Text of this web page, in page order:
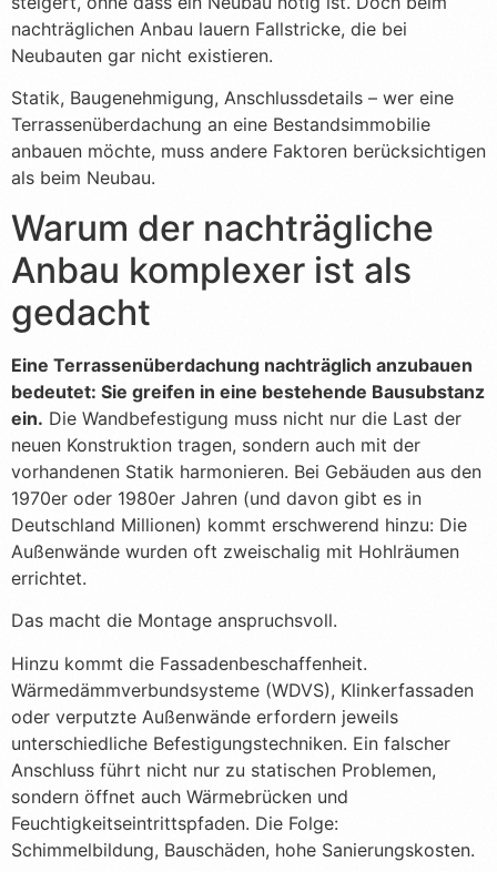
nachträglichen Anbau lauern Fallstricke, die bei
Neubauten gar nicht existieren.
Statik, Baugenehmigung, Anschlussdetails – wer eine
Terrassenüberdachung an eine Bestandsimmobilie
anbauen möchte, muss andere Faktoren berücksichtigen
als beim Neubau.
Warum der nachträgliche
Anbau komplexer ist als
gedacht
Eine Terrassenüberdachung nachträglich anzubauen
bedeutet: Sie greifen in eine bestehende Bausubstanz
ein. Die Wandbefestigung muss nicht nur die Last der
neuen Konstruktion tragen, sondern auch mit der
vorhandenen Statik harmonieren. Bei Gebäuden aus den
1970er oder 1980er Jahren (und davon gibt es in
Deutschland Millionen) kommt erschwerend hinzu: Die
Außenwände wurden oft zweischalig mit Hohlräumen
errichtet.
Das macht die Montage anspruchsvoll.
Hinzu kommt die Fassadenbeschaffenheit.
Wärmedämmverbundsysteme (WDVS), Klinkerfassaden
oder verputzte Außenwände erfordern jeweils
unterschiedliche Befestigungstechniken. Ein falscher
Anschluss führt nicht nur zu statischen Problemen,
sondern öffnet auch Wärmebrücken und
Feuchtigkeitseintrittspfaden. Die Folge:
Schimmelbildung, Bauschäden, hohe Sanierungskosten.